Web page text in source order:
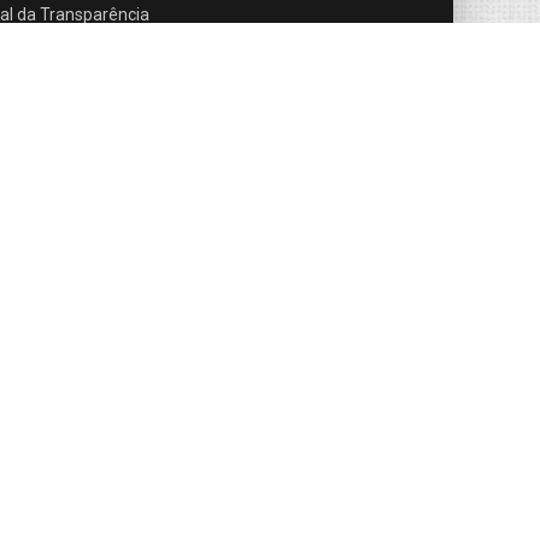
da Transparência